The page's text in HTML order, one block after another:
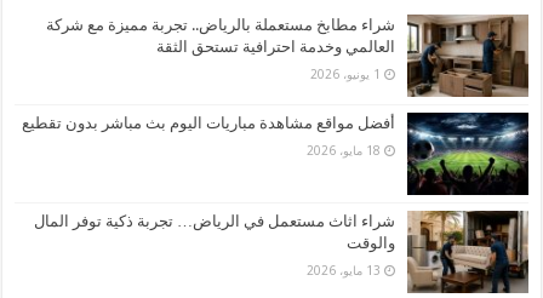
شراء مطابخ مستعملة بالرياض.. تجربة مميزة مع شركة
العالمي وخدمة احترافية تستحق الثقة
1 يونيو، 2026
أفضل مواقع مشاهدة مباريات اليوم بث مباشر بدون تقطيع
18 مايو، 2026
شراء اثاث مستعمل في الرياض… تجربة ذكية توفر المال
والوقت
13 مايو، 2026